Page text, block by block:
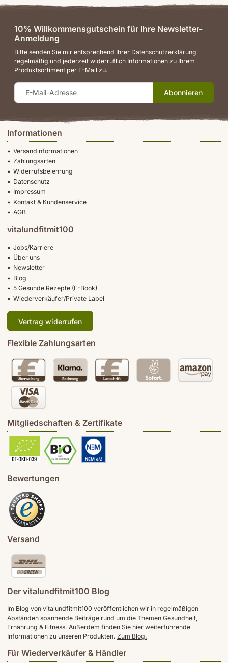
Informationen
Versandinformationen
Zahlungsarten
Widerrufsbelehrung
Datenschutz
Impressum
Kontakt & Kundenservice
AGB
vitalundfitmit100
Jobs/Karriere
Über uns
Newsletter
Blog
5 Gesunde Rezepte (E-Book)
Wiederverkäufer/Private Label
Vertrag widerrufen
Flexible Zahlungsarten
Mitgliedschaften & Zertifikate
Bewertungen
Versand
Der vitalundfitmit100 Blog
Im Blog von vitalundfitmit100 veröffentlichen wir in regelmäßigen
Abständen spannende Beiträge rund um die Themen Gesundheit,
Ernährung & Fitness. Außerdem finden Sie hier weiterführende
Informationen zu unseren Produkten. Zum Blog.
Für Wiederverkäufer & Händler
10% Willkommensgutschein für Ihre Newsletter-
Anmeldung
Bitte senden Sie mir entsprechend Ihrer Datenschutzerklärung
regelmäßig und jederzeit widerruflich Informationen zu Ihrem
Produktsortiment per E-Mail zu.
Abonnieren